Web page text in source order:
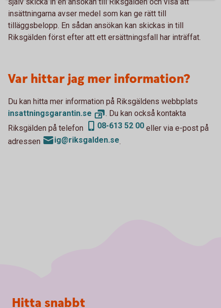
insättningarna avser medel som kan ge rätt till
tilläggsbelopp. En sådan ansökan kan skickas in till
Riksgälden först efter att ett ersättningsfall har inträffat.
Var hittar jag mer information?
Du kan hitta mer information på Riksgäldens webbplats
insattningsgarantin.se
. Du kan också kontakta
Riksgälden på telefon
08-613 52 00 eller via e-post på
adressen
ig@riksgalden.se.
Sidfot
Hitta snabbt